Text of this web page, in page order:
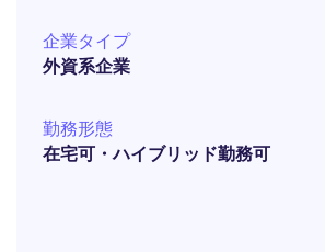
企業タイプ
外資系企業
勤務形態
在宅可・ハイブリッド勤務可